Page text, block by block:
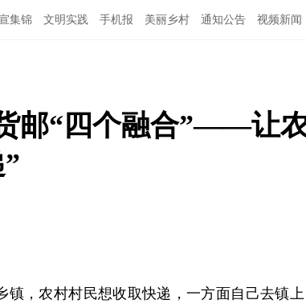
集锦 文明实践 手机报 美丽乡村 通知公告 视频新闻
邮“四个融合”——让
镇，农村村民想收取快递，一方面自己去镇